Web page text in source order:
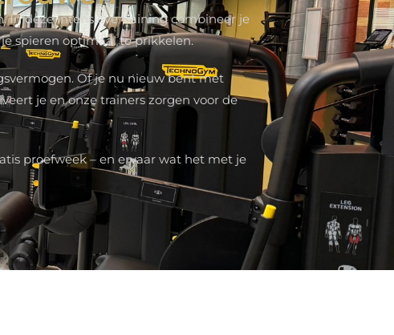
In deze intensieve training combineer je
spieren optimaal te prikkelen.
Of je nu nieuw bent met
je en onze trainers zorgen voor de
proefweek – en ervaar wat het met je